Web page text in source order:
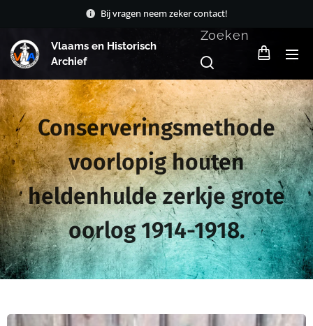
Bij vragen neem zeker contact!
Vlaams en Historisch
Archief
Zoeken
Conserveringsmethode
voorlopig houten
heldenhulde zerkje grote
oorlog 1914-1918.